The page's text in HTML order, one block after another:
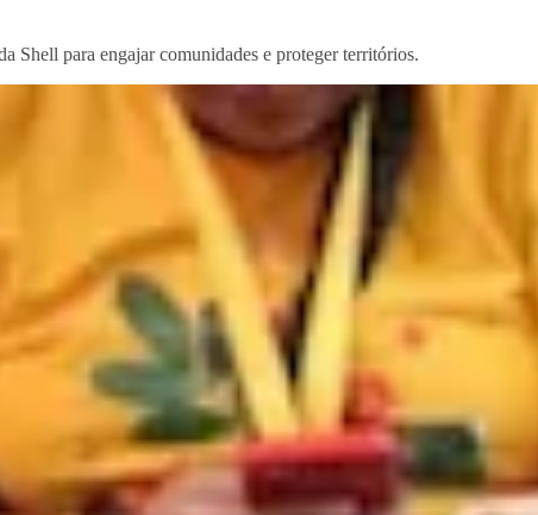
Shell para engajar comunidades e proteger territórios.